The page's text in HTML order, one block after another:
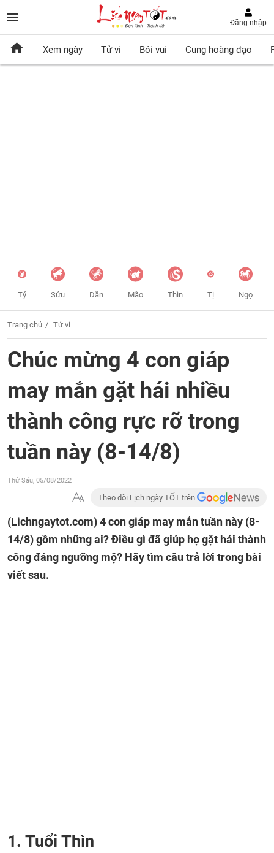
Đăng nhập
Xem ngày Tử vi Bói vui Cung hoàng đạo
Tý Sửu Dần Mão Thìn Tị Ngọ
Trang chủ Tử vi
Chúc mừng 4 con giáp
may mắn gặt hái nhiều
thành công rực rỡ trong
tuần này (8-14/8)
Thứ Sáu, 05/08/2022
Theo dõi Lịch ngày TỐT trên
(Lichngaytot.com)4 con giáp may mắn tuần này (8-
14/8) gồm những ai? Điều gì đã giúp họ gặt hái thành
công đáng ngưỡng mộ? Hãy tìm câu trả lời trong bài
viết sau.
1. Tuổi Thìn